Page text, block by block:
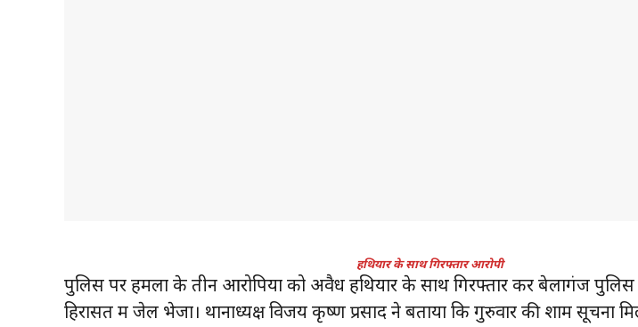
हथियार के साथ गिरफ्तार आरोपी
पुलिस पर हमला के तीन आरोपियों को अवैध हथियार के साथ गिरफ्तार कर बेलागंज पुलिस
हिरासत में जेल भेजा। थानाध्यक्ष विजय कृष्ण प्रसाद ने बताया कि गुरुवार की शाम सूचना